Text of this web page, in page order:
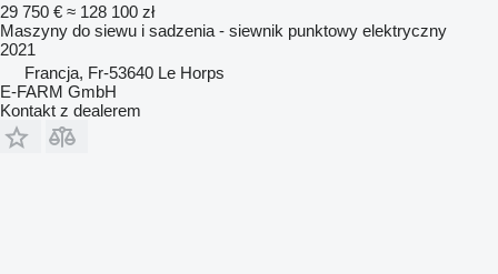
29 750 € ≈ 128 100 zł
Maszyny do siewu i sadzenia - siewnik punktowy elektryczny
2021
Francja, Fr-53640 Le Horps
E-FARM GmbH
Kontakt z dealerem